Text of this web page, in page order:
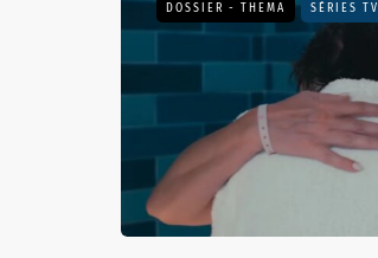
DOSSIER - THEMA SÉRIES TV